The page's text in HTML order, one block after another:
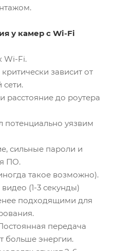
у камер с Wi-Fi
Wi-Fi.
зависит от
сети.
расстояние до роутера
потенциально уязвим
сильные пароли и
ПО.
такое возможно).
(1-3 секунды)
подходящими для
передача
больше энергии.